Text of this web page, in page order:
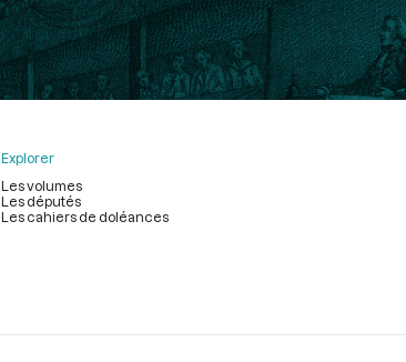
Explorer
Les volumes
Les députés
Les cahiers de doléances